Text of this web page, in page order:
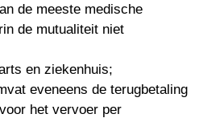
de meeste medische
de mutualiteit niet
en ziekenhuis;
eveneens de terugbetaling
het vervoer per